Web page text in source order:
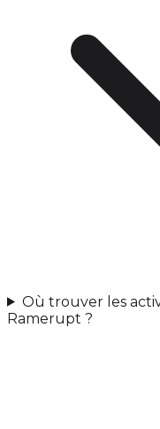
Où trouver les
Ramerupt ?